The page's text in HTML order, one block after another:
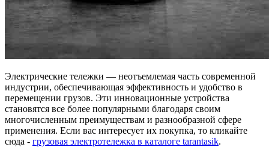
Электрические тележки — неотъемлемая часть современной
индустрии, обеспечивающая эффективность и удобство в
перемещении грузов. Эти инновационные устройства
становятся все более популярными благодаря своим
многочисленным преимуществам и разнообразной сфере
применения. Если вас интересует их покупка, то кликайте
сюда - грузовая электротележка в каталоге tarantasik.